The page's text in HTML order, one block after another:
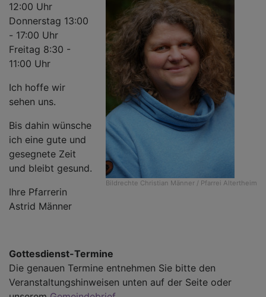
Bildrechte Christian Männer / Pfarrei Altertheim
12:00 Uhr
Donnerstag 13:00
- 17:00 Uhr
Freitag 8:30 -
11:00 Uhr
Ich hoffe wir
sehen uns.
Bis dahin wünsche
ich eine gute und
gesegnete Zeit
und bleibt gesund.
Ihre Pfarrerin
Astrid Männer
Gottesdienst-Termine
Die genauen Termine entnehmen Sie bitte den
Veranstaltungshinweisen unten auf der Seite oder